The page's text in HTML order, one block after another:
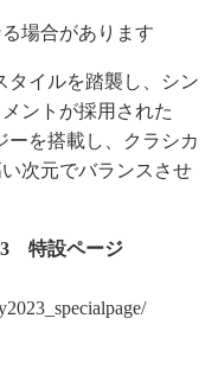
場合があります
タイルを踏襲し、シン
ントが採用された
ーを搭載し、クラシカ
次元でバランスさせ
特設ページ